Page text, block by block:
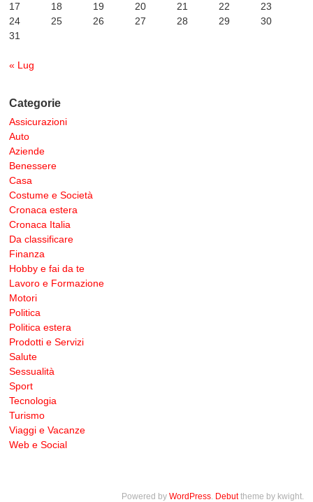
17
18 19 20 21 22
23
24
25 26 27 28 29
30
31
« Lug
Categorie
Assicurazioni
Auto
Aziende
Benessere
Casa
Costume e Società
Cronaca estera
Cronaca Italia
Da classificare
Finanza
Hobby e fai da te
Lavoro e Formazione
Motori
Politica
Politica estera
Prodotti e Servizi
Salute
Sessualità
Sport
Tecnologia
Turismo
Viaggi e Vacanze
Web e Social
Powered by WordPress. Debuttheme by kwight.